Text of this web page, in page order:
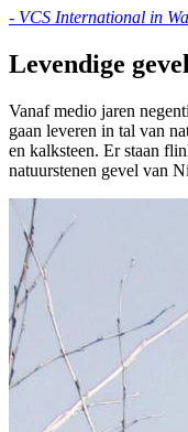
- VCS International in
Levendige
Vanaf medio jaren
gaan leveren in tal van
en kalksteen. Er staan
natuurstenen gevel van